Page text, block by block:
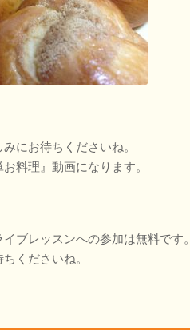
にお待ちくださいね。
料理』動画になります。
ブレッスンへの参加は無料です。
くださいね。